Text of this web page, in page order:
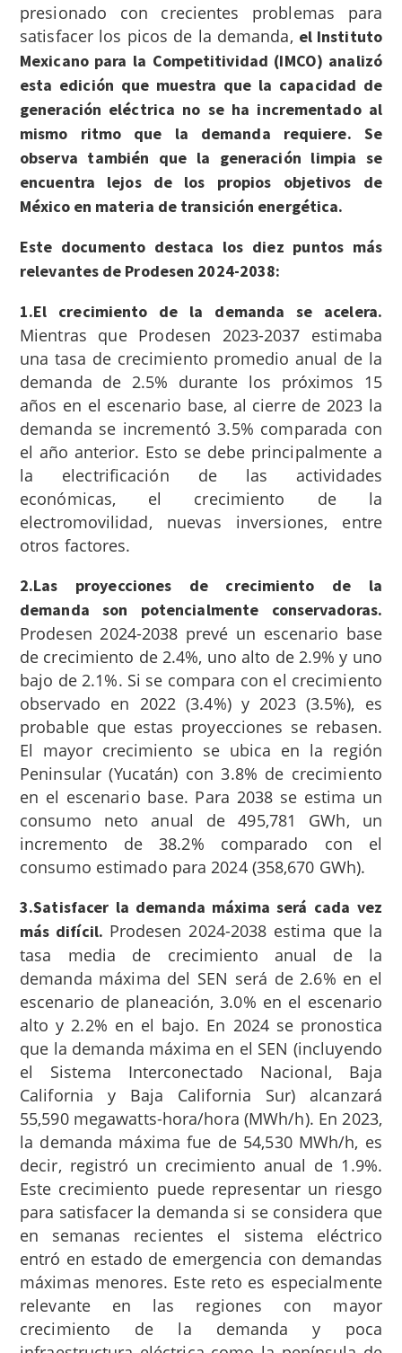
presionado con crecientes problemas para
satisfacer los picos de la demanda, el Instituto
Mexicano para la Competitividad (IMCO) analizó
esta edición que muestra que la capacidad de
generación eléctrica no se ha incrementado al
mismo ritmo que la demanda requiere. Se
observa también que la generación limpia se
encuentra lejos de los propios objetivos de
México en materia de transición energética.
Este documento destaca los diez puntos más
relevantes de Prodesen 2024-2038:
1.El crecimiento de la demanda se acelera.
Mientras que Prodesen 2023-2037 estimaba
una tasa de crecimiento promedio anual de la
demanda de 2.5% durante los próximos 15
años en el escenario base, al cierre de 2023 la
demanda se incrementó 3.5% comparada con
el año anterior. Esto se debe principalmente a
la electrificación de las actividades
económicas, el crecimiento de la
electromovilidad, nuevas inversiones, entre
otros factores.
2.Las proyecciones de crecimiento de la
demanda son potencialmente conservadoras.
Prodesen 2024-2038 prevé un escenario base
de crecimiento de 2.4%, uno alto de 2.9% y uno
bajo de 2.1%. Si se compara con el crecimiento
observado en 2022 (3.4%) y 2023 (3.5%), es
probable que estas proyecciones se rebasen.
El mayor crecimiento se ubica en la región
Peninsular (Yucatán) con 3.8% de crecimiento
en el escenario base. Para 2038 se estima un
consumo neto anual de 495,781 GWh, un
incremento de 38.2% comparado con el
consumo estimado para 2024 (358,670 GWh).
3.Satisfacer la demanda máxima será cada vez
más difícil. Prodesen 2024-2038 estima que la
tasa media de crecimiento anual de la
demanda máxima del SEN será de 2.6% en el
escenario de planeación, 3.0% en el escenario
alto y 2.2% en el bajo. En 2024 se pronostica
que la demanda máxima en el SEN (incluyendo
el Sistema Interconectado Nacional, Baja
California y Baja California Sur) alcanzará
55,590 megawatts-hora/hora (MWh/h). En 2023,
la demanda máxima fue de 54,530 MWh/h, es
decir, registró un crecimiento anual de 1.9%.
Este crecimiento puede representar un riesgo
para satisfacer la demanda si se considera que
en semanas recientes el sistema eléctrico
entró en estado de emergencia con demandas
máximas menores. Este reto es especialmente
relevante en las regiones con mayor
crecimiento de la demanda y poca